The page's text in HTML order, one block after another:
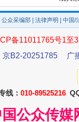
法
公众采编部 法律声明 | 中国
备11011765号1至
京B2-20251785
广
线： 010-89525216
公众传